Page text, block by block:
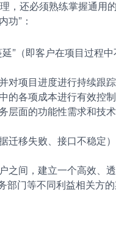
，还必须熟练掌握通用
功”：
”（即客户在项目过程
项目进度进行持续跟踪
的各项成本进行有效控制
层面的功能性需求和技
迁移失败、接口不稳定
间，建立一个高效、透
门等不同利益相关方的